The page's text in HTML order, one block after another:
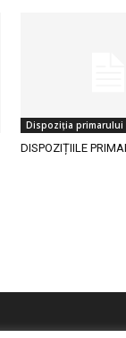
Dispoziția primarului
DISPOZIȚIILE